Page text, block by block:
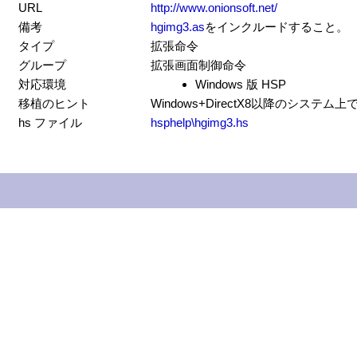
URL
http://www.onionsoft.net/
備考
hgimg3.asをインクルードすること。
タイプ
拡張命令
グループ
拡張画面制御命令
対応環境
Windows 版 HSP
移植のヒント
Windows+DirectX8以降のシステム上
hs ファイル
hsphelp\hgimg3.hs